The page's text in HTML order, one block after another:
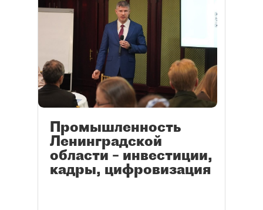
Промышленность
Ленинградской
области – инвестиции,
кадры, цифровизация